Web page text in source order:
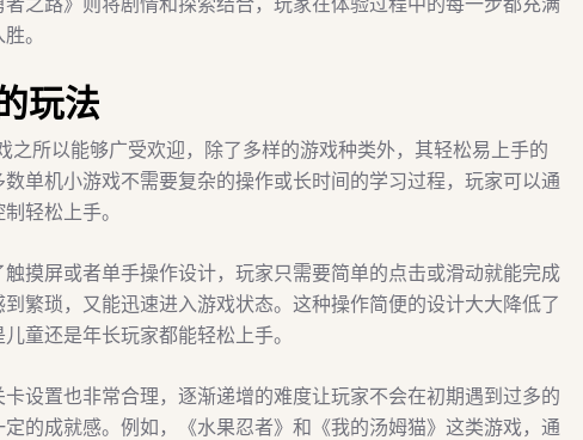
。
玩法
之所以能够广受欢迎，除了多样的游戏种类外，其轻松易上手的
单机小游戏不需要复杂的操作或长时间的学习过程，玩家可以通
轻松上手。
摸屏或者单手操作设计，玩家只需要简单的点击或滑动就能完成
繁琐，又能迅速进入游戏状态。这种操作简便的设计大大降低了
童还是年长玩家都能轻松上手。
设置也非常合理，逐渐递增的难度让玩家不会在初期遇到过多的
的成就感。例如，《水果忍者》和《我的汤姆猫》这类游戏，通